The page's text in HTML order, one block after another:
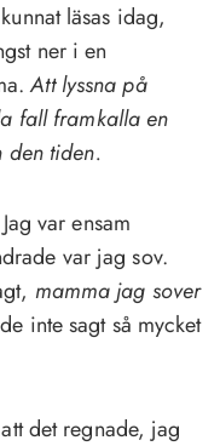
läsas idag,
ner i en
Att lyssna på
fall framkalla en
den tiden.
var ensam
var jag sov.
mamma jag sover
inte sagt så mycket
det regnade, jag